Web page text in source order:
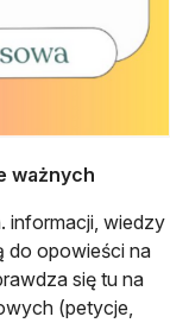
ważnych
informacji, wiedzy
do opowieści na
się tu na
(petycje,